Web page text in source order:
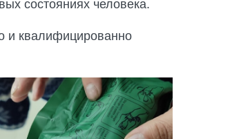
состояниях человека.
и квалифицированно